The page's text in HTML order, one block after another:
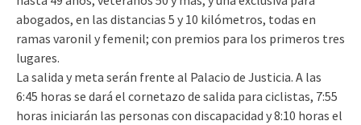
abogados, en las distancias 5 y 10 kilómetros, todas en
ramas varonil y femenil; con premios para los primeros tres
lugares.
La salida y meta serán frente al Palacio de Justicia. A las
6:45 horas se dará el cornetazo de salida para ciclistas, 7:55
horas iniciarán las personas con discapacidad y 8:10 horas el